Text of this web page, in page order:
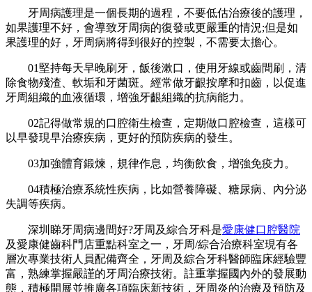
牙周病護理是一個長期的過程，不要低估治療後的護理，
如果護理不好，會導致牙周病的復發或更嚴重的情況;但是如
果護理的好，牙周病將得到很好的控製，不需要太擔心。
01堅持每天早晚刷牙，飯後漱口，使用牙線或齒間刷，清
除食物殘渣、軟垢和牙菌斑。經常做牙齦按摩和扣齒，以促進
牙周組織的血液循環，增強牙齦組織的抗病能力。
02記得做常規的口腔衛生檢查，定期做口腔檢查，這樣可
以早發現早治療疾病，更好的預防疾病的發生。
03加強體育鍛煉，規律作息，均衡飲食，增強免疫力。
04積極治療系統性疾病，比如營養障礙、糖尿病、內分泌
失調等疾病。
深圳睇牙周病邊間好?牙周及綜合牙科是愛康健口腔醫院
及愛康健齒科門店重點科室之一，牙周/綜合治療科室現有各
層次專業技術人員配備齊全，牙周及綜合牙科醫師臨床經驗豐
富，熟練掌握嚴謹的牙周治療技術。註重掌握國內外的發展動
態，積極開展並推廣各項臨床新技術，牙周炎的治療及預防及